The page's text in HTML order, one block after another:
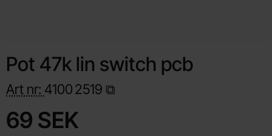
Pot 47k lin switch pcb
Art nr: 41002519
pris
69 SEK